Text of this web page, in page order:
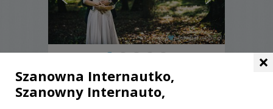
Grzegorz - Parczew
×
Szanowna Internautko,
Szanowny Internauto,